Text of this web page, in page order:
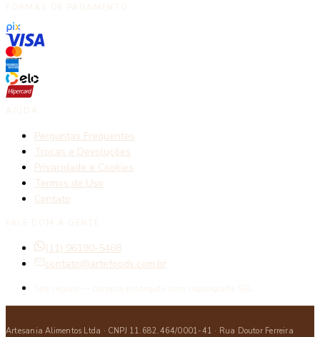
Perguntas Frequentes
Trocas e Devoluções
Privacidade e Cookies
Termos de Uso
Contato
(11) 96190-5468
contato@artefoods.com.br
Artesania Alimentos Ltda · CNPJ 11.682.464/0001-41 · Rua Doutor Ferreira